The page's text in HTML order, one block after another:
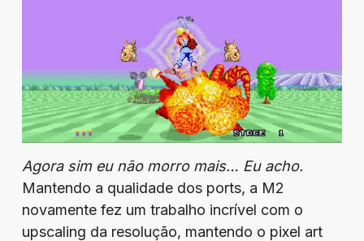
Agora sim eu não morro mais… Eu acho.
Mantendo a qualidade dos ports, a M2
novamente fez um trabalho incrível com o
upscaling da resolução, mantendo o pixel art